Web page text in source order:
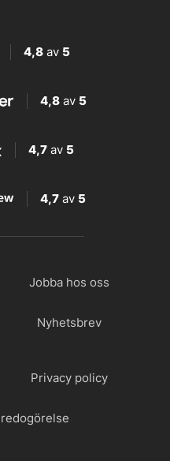
4,8av 5
4,8 av 5
4,7 av 5
4,7 av 5
Jobba hos oss
Nyhetsbrev
Privacy policy